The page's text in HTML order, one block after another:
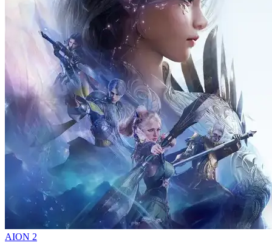
AION 2